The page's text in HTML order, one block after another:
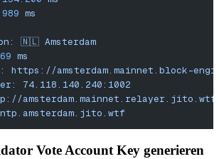
ms
🇳🇱 Amsterdam
ms
https://amsterdam.mainnet.block-
74.118.140.240:1002
ntp.amsterdam.jito.wtf
Vote Account Key generieren